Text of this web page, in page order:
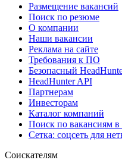
Размещение вакансий
Поиск по резюме
О компании
Наши вакансии
Реклама на сайте
Требования к ПО
Безопасный
HeadHunter API
Партнерам
Инвесторам
Каталог компаний
Поиск по вакансиям в
Сетка: соцсеть для
Соискателям